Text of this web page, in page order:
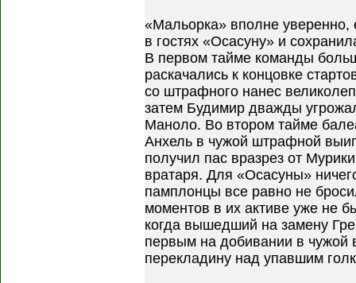
«Мальорка» вполне уверенно,
в гостях «Осасуну» и
В первом тайме команды
раскачались к концовке
со штрафного нанес
затем Будимир дважды
Маноло. Во втором тайме
Анхель в чужой штрафной
получил пас вразрез от
вратаря. Для «Осасуны»
памплонцы все равно не
моментов в их активе уже не
когда вышедший на замену
первым на добивании в чужой
перекладину над упавшим